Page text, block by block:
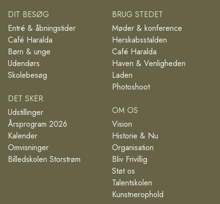
DIT BESØG
Entré & åbningstider
Café Haralda
Børn & unge
Udendørs
Skolebesøg
DET SKER
Udstillinger
Årsprogram 2026
Kalender
Omvisninger
Billedskolen Storstrøm
BRUG STEDET
Møder & konference
Herskabsstalden
Café Haralda
Haven & Venligheden
Laden
Photoshoot
OM OS
Vision
Historie & Nu
Organisation
Bliv Frivillig
Støt os
Talentskolen
Kunstnerophold